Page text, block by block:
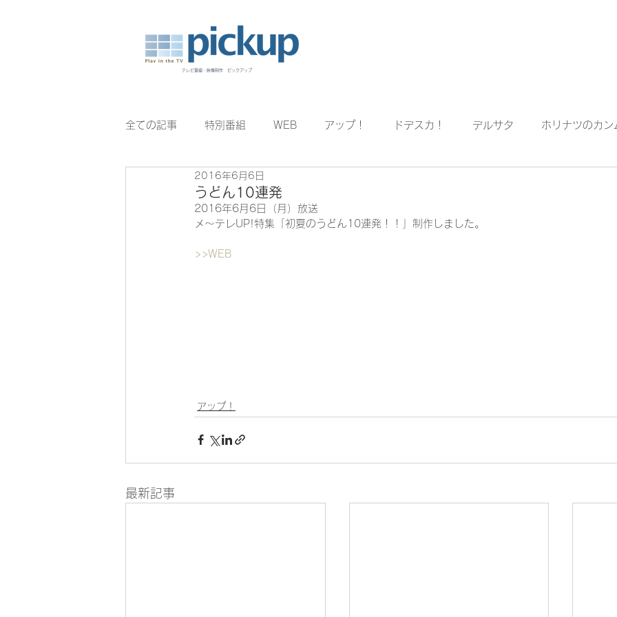
テレビ番組・映像制作 ピックアップ
全ての記事 特別番組 WEB アップ！ ドデスカ！ デルサタ ホリナツのカン
BomberE むすびのイチバン！
うどん10連発
2016年6月6日
2016年6月6日（月）放送
メ〜テレUP!特集「初夏のうどん10連発！！」制作しました。
>>WEB
アップ！
最新記事